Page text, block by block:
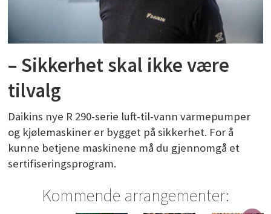
– Sikkerhet skal ikke være
tilvalg
Daikins nye R 290-serie luft-til-vann varmepumper
og kjølemaskiner er bygget på sikkerhet. For å
kunne betjene maskinene må du gjennomgå et
sertifiseringsprogram.
Kommende arrangementer: